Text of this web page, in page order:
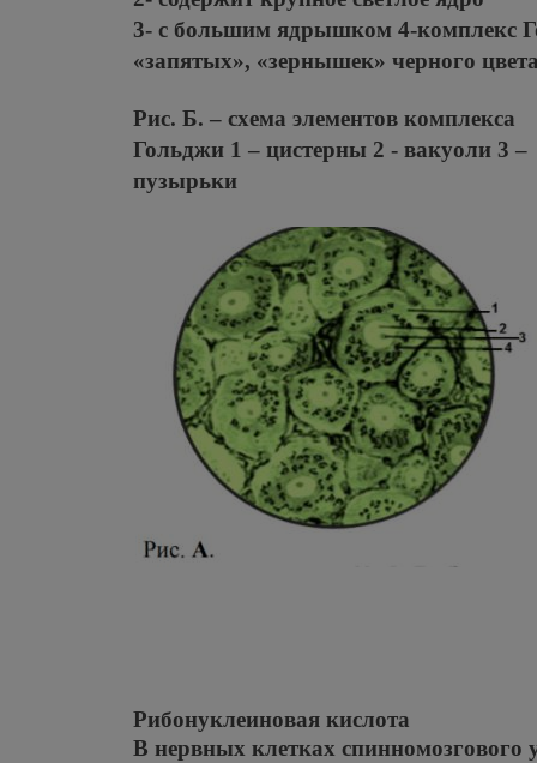
3- с большим ядрышком 4-комплекс
«запятых», «зернышек» черного
Рис. Б. – схема элементов комплекса
Гольджи 1 – цистерны 2 - вакуоли 3 –
пузырьки
Рибонуклеиновая кислота
В нервных клетках спинномозгового